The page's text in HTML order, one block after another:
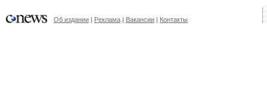
Об издании | Реклама | Вакансии | Контакты